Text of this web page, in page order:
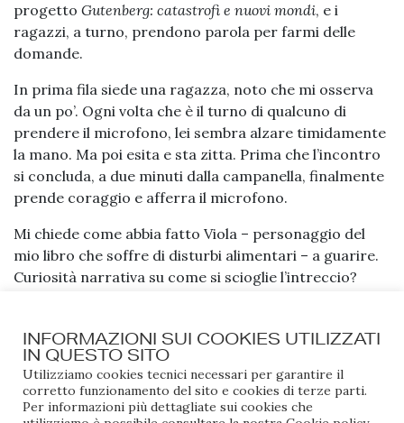
progetto Gutenberg: catastrofi e nuovi mondi, e i
ragazzi, a turno, prendono parola per farmi delle
domande.
In prima fila siede una ragazza, noto che mi osserva
da un po’. Ogni volta che è il turno di qualcuno di
prendere il microfono, lei sembra alzare timidamente
la mano. Ma poi esita e sta zitta. Prima che l’incontro
si concluda, a due minuti dalla campanella, finalmente
prende coraggio e afferra il microfono.
Mi chiede come abbia fatto Viola – personaggio del
mio libro che soffre di disturbi alimentari – a guarire.
Curiosità narrativa su come si scioglie l’intreccio?
Ovviamente le rispondo che non lo so. Altrettanto
ovviamente vorrei dirle che ci riuscirà anche lei.
Sono in un liceo di Viterbo, e un ragazzo mi si avvicina
per complimentarsi. E poi si commuove. Prende il
INFORMAZIONI SUI COOKIES UTILIZZATI
IN QUESTO SITO
Utilizziamo cookies tecnici necessari per garantire il
corretto funzionamento del sito e cookies di terze parti.
Per informazioni più dettagliate sui cookies che